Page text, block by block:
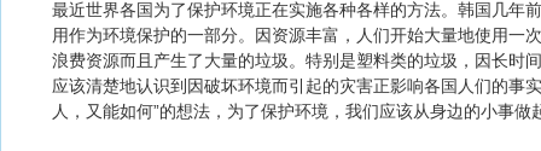
最近世界各国为了保护环境正在实施各种各样的方法。韩国几年
用作为环境保护的一部分。因资源丰富，人们开始大量地使用一
浪费资源而且产生了大量的垃圾。特别是塑料类的垃圾，因长时
应该清楚地认识到因破坏环境而引起的灾害正影响各国人们的事
人，又能如何”的想法，为了保护环境，我们应该从身边的小事做